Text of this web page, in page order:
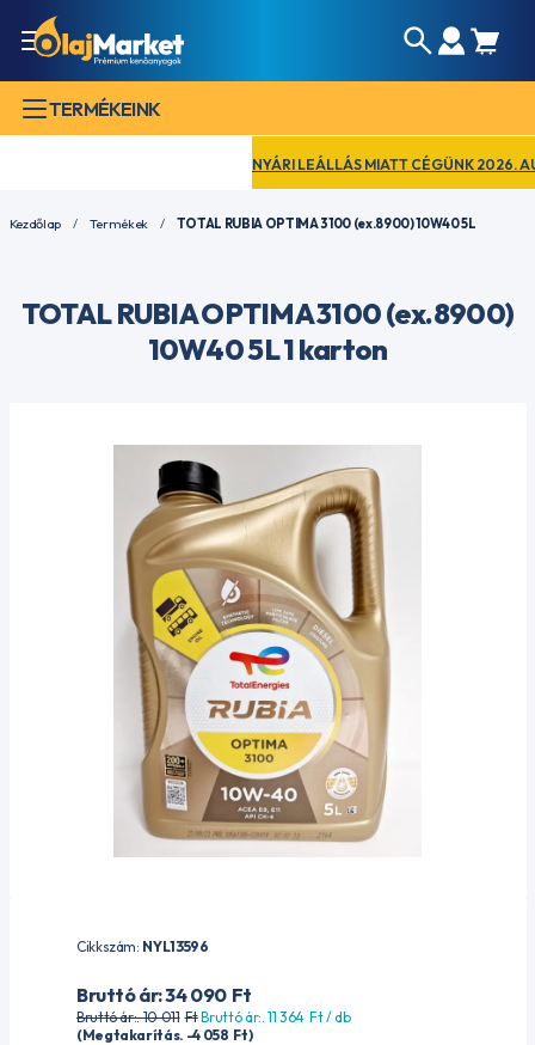
TERMÉKEINK
NYÁRI LEÁLLÁS MIATT CÉGÜNK 2026.
Kezdőlap Termékek TOTAL RUBIA OPTIMA 3100 (ex.8900) 10W40 5L
TOTAL RUBIA OPTIMA 3100 (ex.8900)
10W40 5L 1 karton
Cikkszám: NYL13596
Bruttó ár: 34 090 Ft
Bruttó ár:. 10 011 FtBruttó ár:. 11 364 Ft/ db
(Megtakarítás. -4 058 Ft)